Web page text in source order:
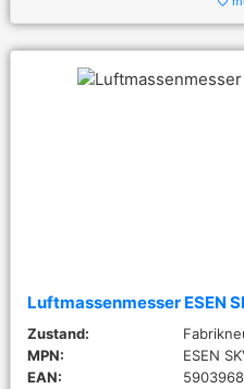
Luftmassenmesser ESEN
Zustand:
MPN:
ESEN
EAN: